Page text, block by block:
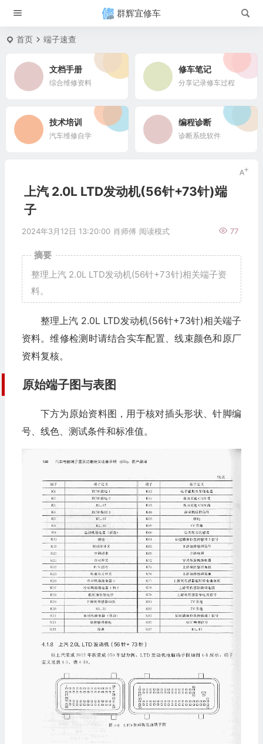
群辉宜修车
首页 端子速查
文档手册
综合维修资料
修车笔记
分享记录修车过程
技术培训
汽车维修自学
编程诊断
诊断系统软件
上汽 2.0L LTD发动机(56针+73针)端
子
2024年3月12日 13:20:00 肖师傅 77
阅读模式
摘要
整理上汽 2.0L LTD发动机(56针+73针)相关端子资
料。
整理上汽 2.0L LTD发动机(56针+73针)相关端子
资料。维修检测时请结合实车配置、线束颜色和原厂
资料复核。
原始端子图与表图
下方为原始资料图，用于核对插头形状、针脚编
号、线色、测试条件和标准值。